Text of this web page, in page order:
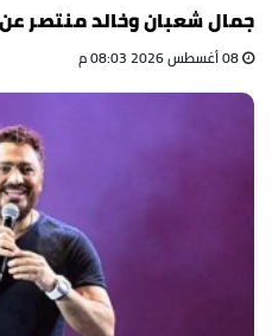
جمال شعبان وخالد منتصر